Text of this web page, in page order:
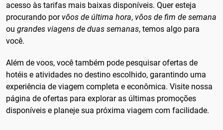
acesso às tarifas mais baixas disponíveis. Quer esteja
procurando por vôos de última hora, vôos de fim de semana
ou grandes viagens de duas semanas, temos algo para
você.
Além de voos, você também pode pesquisar ofertas de
hotéis e atividades no destino escolhido, garantindo uma
experiência de viagem completa e econômica. Visite nossa
página de ofertas para explorar as últimas promoções
disponíveis e planeje sua próxima viagem com facilidade.